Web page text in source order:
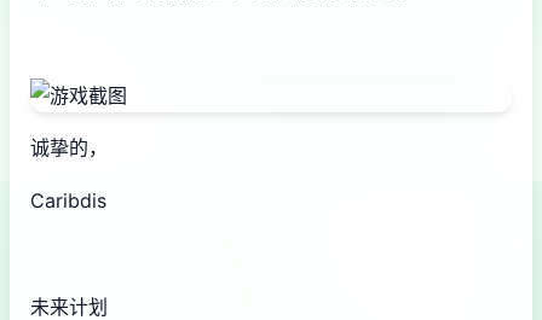
诚挚的，
Caribdis
未来计划